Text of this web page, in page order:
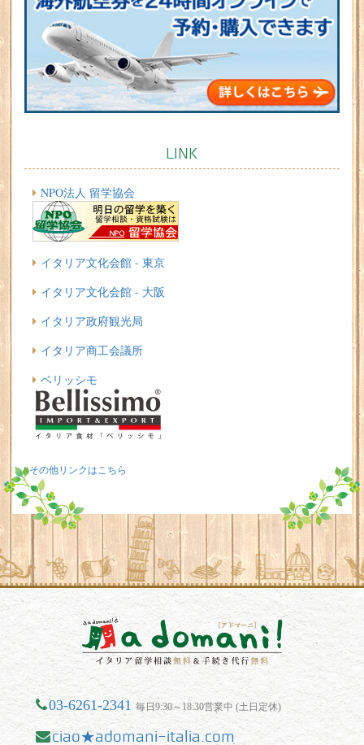
LINK
NPO法人 留学協会
イタリア文化会館 - 東京
イタリア文化会館 - 大阪
イタリア政府観光局
イタリア商工会議所
ベリッシモ
その他リンクはこちら
03-6261-2341 毎日9:30～18:30営業中 (土日定休)
ciao★adomani-italia.com